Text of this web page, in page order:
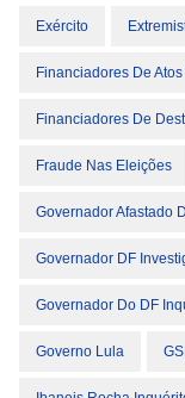
Exército
Financiadores De
Financiadores De
Fraude Nas Eleições
Governador Afastado
Governador DF
Governador Do DF
Governo Lula